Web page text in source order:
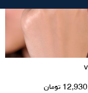
تومان